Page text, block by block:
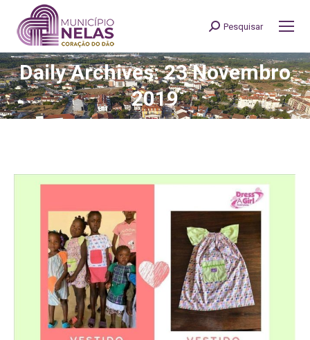
Search:
Pesquisar
Daily Archives: 23 Novembro
2019
You are here: